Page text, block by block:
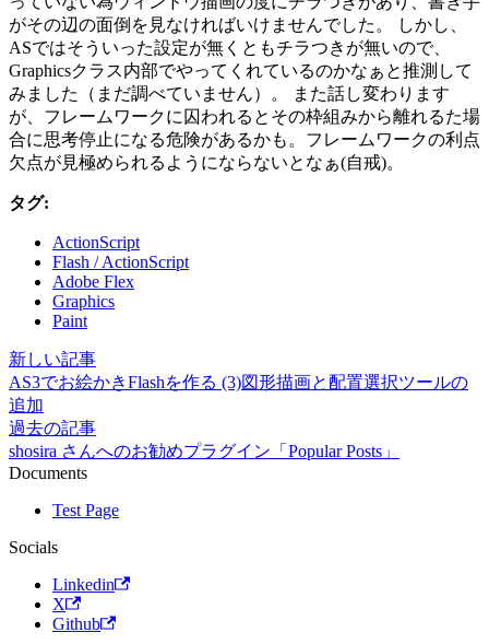
がその辺の面倒を見なければいけませんでした。 しかし、
ASではそういった設定が無くともチラつきが無いので、
Graphicsクラス内部でやってくれているのかなぁと推測して
みました（まだ調べていません）。 また話し変わります
が、フレームワークに囚われるとその枠組みから離れるた場
合に思考停止になる危険があるかも。フレームワークの利点
欠点が見極められるようにならないとなぁ(自戒)。
タグ:
ActionScript
Flash / ActionScript
Adobe Flex
Graphics
Paint
新しい記事
AS3でお絵かきFlashを作る (3)図形描画と配置選択ツールの
追加
過去の記事
shosira さんへのお勧めプラグイン「Popular Posts」
Documents
Test Page
Socials
Linkedin
X
Github